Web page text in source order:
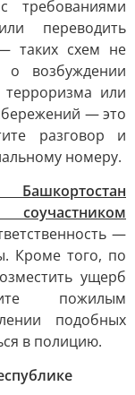
требованиями
переводить
таких схем не
о возбуждении
терроризма или
— это
разговор и
номеру.
—
Кроме того, по
ущерб
пожилым
подобных
в полицию.